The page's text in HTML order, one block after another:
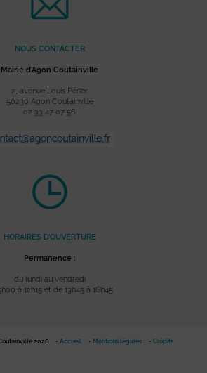
NOUS CONTACTER
Mairie d’Agon Coutainville
2, avenue Louis Périer
50230 Agon Coutainville
02 33 47 07 56
HORAIRES D’OUVERTURE
Permanence :
du lundi au vendredi
à 12h15 et de 13h45 à 16h45
2026 Accueil Mentions légales Crédits